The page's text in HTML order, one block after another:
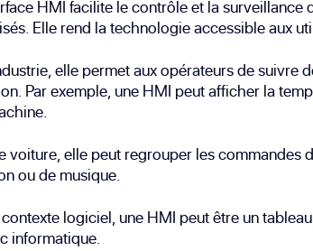
HMI facilite le contrôle et la surveillance
Elle rend la technologie accessible aux
elle permet aux opérateurs de suivre
Par exemple, une HMI peut afficher la
voiture, elle peut regrouper les commandes
ou de musique.
logiciel, une HMI peut être un
informatique.